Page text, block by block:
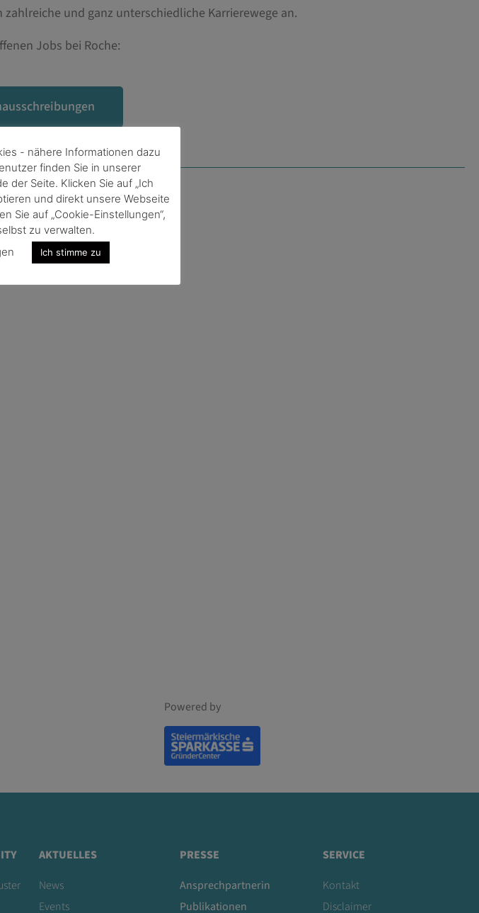
und ganz unterschiedliche Karrierewege an.
Jobs bei Roche:
Powered by
AKTUELLES
News
Events
PRESSE
Ansprechpartnerin
Publikationen
SERVICE
Kontakt
Disclaimer
- nähere Informationen dazu
finden Sie in unserer
der Seite. Klicken Sie auf „Ich
und direkt unsere Webseite
Sie auf „Cookie-Einstellungen“,
zu verwalten.
Ich stimme zu